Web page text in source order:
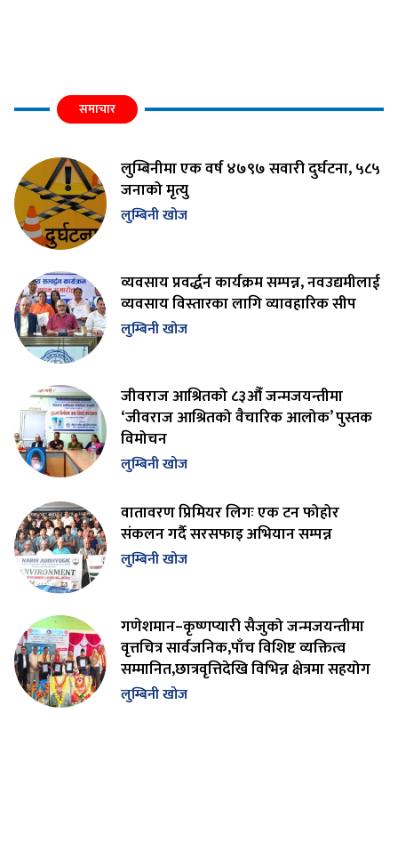
समाचार
लुम्बिनीमा एक वर्ष ४७९७ सवारी दुर्घटना, ५८५
जनाको मृत्यु
लुम्बिनी खोज
व्यवसाय प्रवर्द्धन कार्यक्रम सम्पन्न, नवउद्यमीलाई
व्यवसाय विस्तारका लागि व्यावहारिक सीप
लुम्बिनी खोज
जीवराज आश्रितको ८३औँ जन्मजयन्तीमा
‘जीवराज आश्रितको वैचारिक आलोक’ पुस्तक
विमोचन
लुम्बिनी खोज
वातावरण प्रिमियर लिगः एक टन फोहोर
संकलन गर्दै सरसफाइ अभियान सम्पन्न
लुम्बिनी खोज
गणेशमान–कृष्णप्यारी सैजुको जन्मजयन्तीमा
वृत्तचित्र सार्वजनिक,पाँच विशिष्ट व्यक्तित्व
सम्मानित,छात्रवृत्तिदेखि विभिन्न क्षेत्रमा सहयोग
लुम्बिनी खोज